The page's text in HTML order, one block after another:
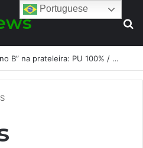
Fabricantes já têm o “plano B” na prateleira: PU 100% / NC-free existe, mas ainda é pouco usado: a hora é transformar isso em projeto de resiliência
Portuguese